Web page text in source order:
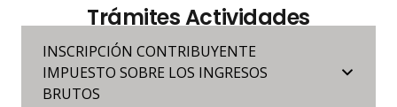
Trámites Actividades
Comerciales, Servicios, etc.
INSCRIPCIÓN CONTRIBUYENTE
IMPUESTO SOBRE LOS INGRESOS
BRUTOS